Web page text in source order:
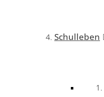
Schulleben